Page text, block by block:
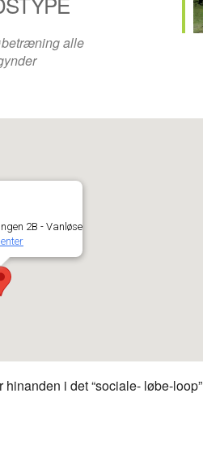
Office 365
alle
2B - Vanløse
i det “sociale- løbe-loop”